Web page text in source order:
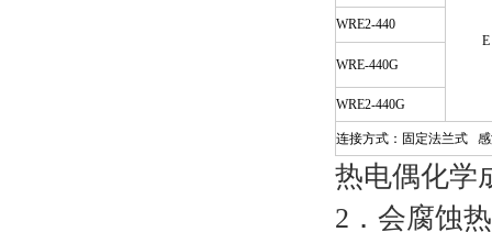
E
WRE2-440
WRE-440G
WRE2-440G
连接方式：固定法兰式
热电偶化学
2 ．会腐蚀